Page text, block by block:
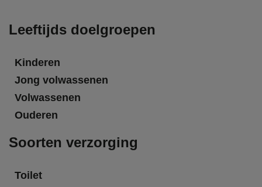
Leeftijds doelgroepen
Kinderen
Jong volwassenen
Volwassenen
Ouderen
Soorten verzorging
Toilet